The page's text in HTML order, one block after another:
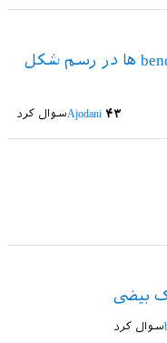
عدم قرارگیری مناسب node برای bend ها در رسم شکل
سوال کردAjodani ۴۳
بیضی
سوال کرد